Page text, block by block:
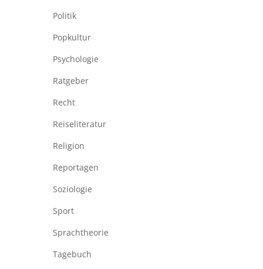
Politik
Popkultur
Psychologie
Ratgeber
Recht
Reiseliteratur
Religion
Reportagen
Soziologie
Sport
Sprachtheorie
Tagebuch